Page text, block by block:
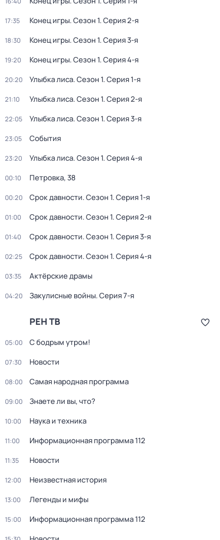
17:35 Конец игры. Сезон 1. Серия 2-я
18:30 Конец игры. Сезон 1. Серия 3-я
19:20 Конец игры. Сезон 1. Серия 4-я
20:20 Улыбка лиса. Сезон 1. Серия 1-я
21:10 Улыбка лиса. Сезон 1. Серия 2-я
22:05 Улыбка лиса. Сезон 1. Серия 3-я
23:05 События
23:20 Улыбка лиса. Сезон 1. Серия 4-я
00:10 Петровка, 38
00:20 Срок давности. Сезон 1. Серия 1-я
01:00 Срок давности. Сезон 1. Серия 2-я
01:40 Срок давности. Сезон 1. Серия 3-я
02:25 Срок давности. Сезон 1. Серия 4-я
03:35 Актёрские драмы
04:20 Закулисные войны. Серия 7-я
РЕН ТВ
05:00 С бодрым утром!
07:30 Новости
08:00 Сaмая нарoдная программа
09:00 Знаете ли вы, что?
10:00 Наука и техника
11:00 Информационная программа 112
11:35 Новости
12:00 Неизвестная история
13:00 Легенды и мифы
15:00 Информационная программа 112